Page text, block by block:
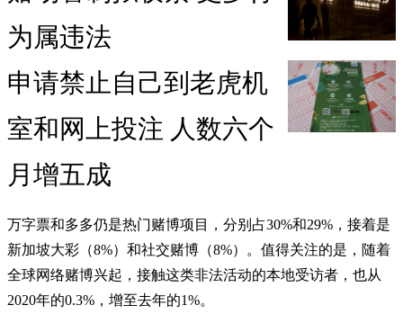
为属违法
申请禁止自己到老虎机
室和网上投注 人数六个
月增五成
万字票和多多仍是热门赌博项目，分别占30%和29%，接着是
新加坡大彩（8%）和社交赌博（8%）。值得关注的是，随着
全球网络赌博兴起，接触这类非法活动的本地受访者，也从
2020年的0.3%，增至去年的1%。